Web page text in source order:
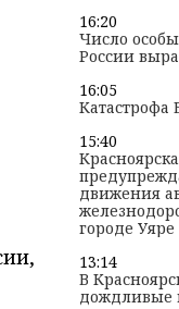
16:20
Число
России
16:05
Катастрофа
15:40
движения
городе Уяре
13:14
В
дождливые